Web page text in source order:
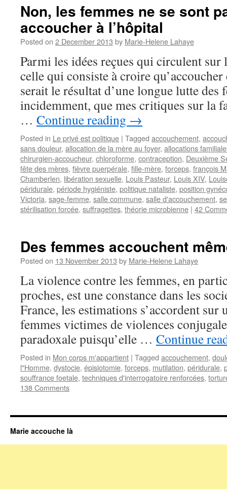
Non, les femmes ne se sont
accoucher à l’hôpital
Posted on 2 December 2013 by Marie-Helene Lahaye
Parmi les idées reçues qui circulent sur
celle qui consiste à croire
serait le résultat d’une longue lutte des
incidemment, que mes critiques sur la
… Continue reading →
Posted in Le privé est politique | Tagged accouchement,
sans douleur, allocation de la mère au foyer, allocations
chirurgien-accoucheur, chloroforme, contraception, Deuxième
fête des mères, fièvre puerpérale, fille-mère, forceps, françois
Chamberlen, libération sexuelle, Louis Pasteur, Louis XIV,
péridurale, période hygiéniste, politique nataliste, position
Victoria, sage-femme, salle commune, salle d'accouchement,
stérilisation forcée, suffragettes, théorie microbienne | 42
Des femmes accouchent
Posted on 13 November 2013 by Marie-Helene Lahaye
La violence contre les femmes, en
proches, est une constance dans les
France, les estimations s’accordent sur
femmes victimes de violences
paradoxale puisqu’elle … Continue
Posted in Mon corps m'appartient | Tagged accouchement,
l"Homme, dystocie, épisiotomie, forceps, mutilation, péridurale,
souffrance foetale, techniques d'interrogatoire renforcées,
138 Comments
Marie accouche là